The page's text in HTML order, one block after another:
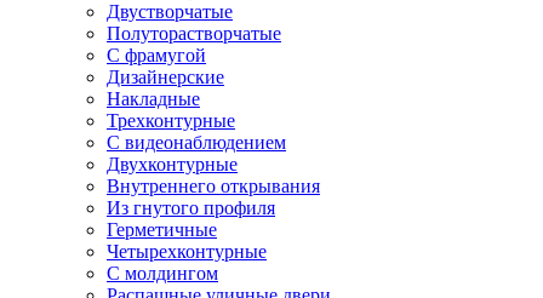
Двустворчатые
Полуторастворчатые
С фрамугой
Дизайнерские
Накладные
Трехконтурные
С видеонаблюдением
Двухконтурные
Внутреннего открывания
Из гнутого профиля
Герметичные
Четырехконтурные
С молдингом